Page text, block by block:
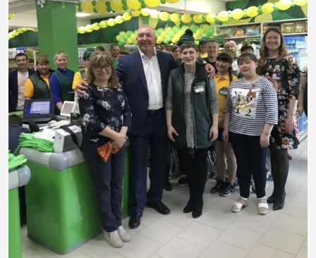
Версия для слабовидящих
8 (3012) 411-099
Телефон доверия